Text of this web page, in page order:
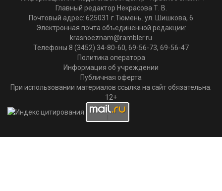
Главный редактор Некрасова Т. В.
Почтовый адрес: 625031 г.Тюмень. ул. Шишкова, 6
Электронная почта объединенной редакции:
krasnoeznam@rambler.ru
Телефоны 8 (3452) 34-80-60, 69-56-73, 69-56-47
Политика оператора
Информация об учреждении
Публичная оферта
При использовании материалов ссылка на сайт обязательна.
12+